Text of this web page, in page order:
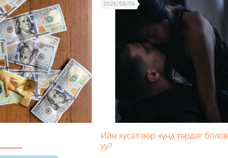
2026/08/06
Ийм хүсэл өөр хүнд төрдөг болов
уу?